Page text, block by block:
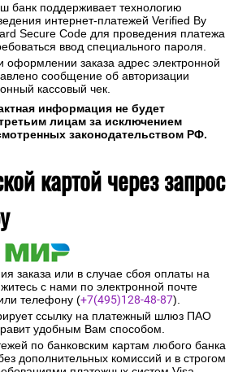
банк поддерживает технологию
интернет-платежей Verified By
Secure Code для проведения платежа
ввод специального пароля.
оформлении заказа адрес электронной
сообщение об авторизации
кассовый чек.
информация не будет
лицам за исключением
законодательством РФ.
картой через запрос
заказа или в случае сбоя оплаты на
с нами по электронной почте
телефону (+7(495)128-48-87).
ссылку на платежный шлюз ПАО
удобным Вам способом.
по банковским картам любого банка
дополнительных комиссий и в строгом